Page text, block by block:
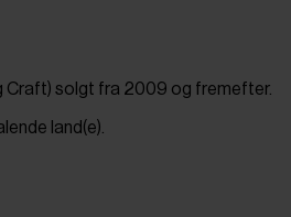
Craft) solgt fra 2009 og fremefter.
land(e).